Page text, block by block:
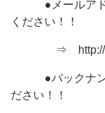
●メールアドレ
ください！！
⇒ http://
●バックナンバ
ださい！！